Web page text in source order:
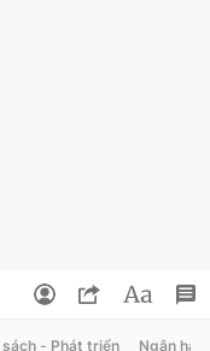
sách - Phát triển Ngân